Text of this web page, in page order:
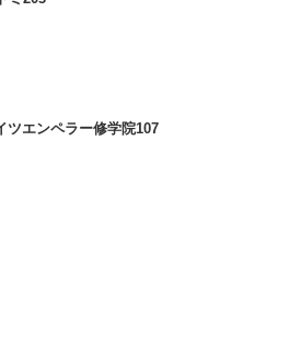
エンペラー修学院107